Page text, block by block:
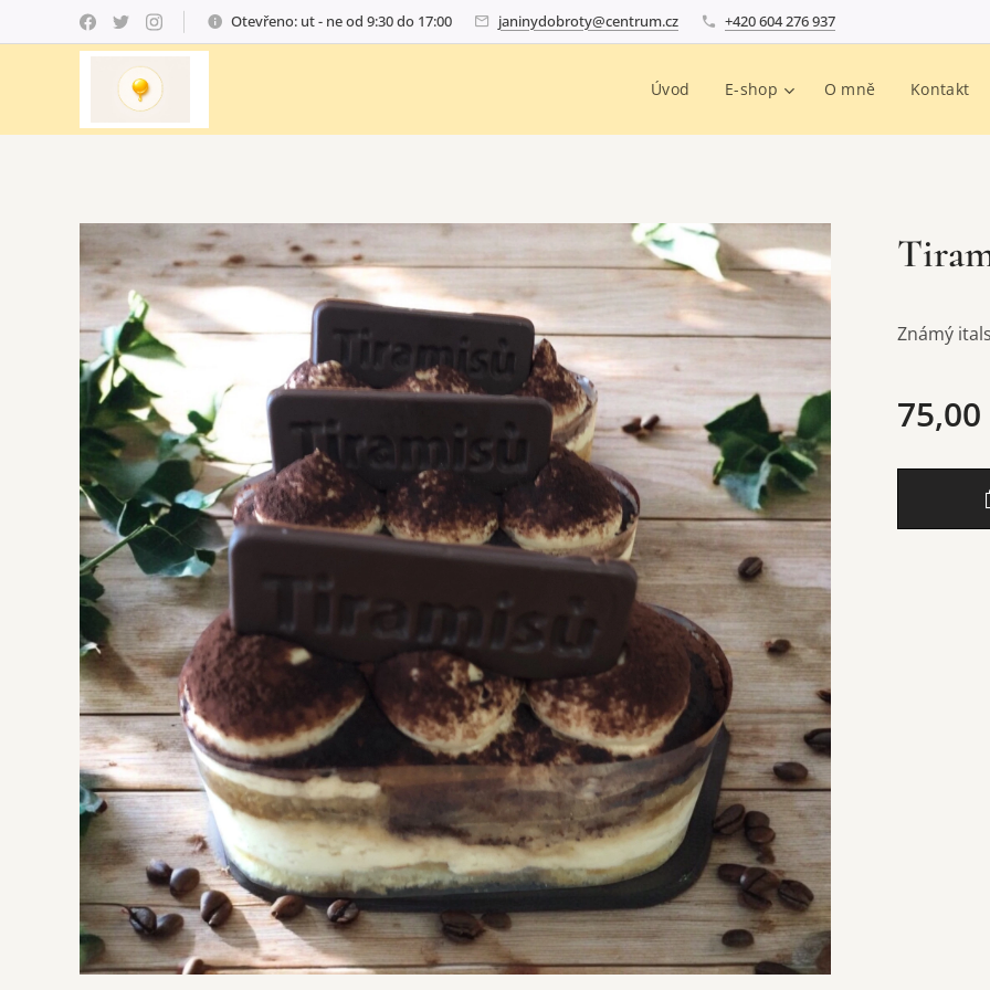
Otevřeno: ut - ne od 9:30 do 17:00 janinydobroty@centrum.cz +420 604 276 937
Úvod E-shop O mně Kontakt
Známý
75,00